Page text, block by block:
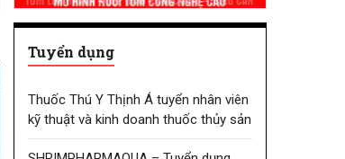
Tuyển dụng
Thuốc Thú Y Thịnh Á tuyển nhân viên
kỹ thuật và kinh doanh thuốc thủy sản